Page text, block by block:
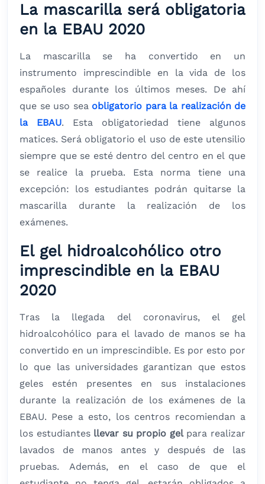
La mascarilla será obligatoria
en la EBAU 2020
La mascarilla se ha convertido en un
instrumento imprescindible en la vida de los
españoles durante los últimos meses. De ahí
que se uso sea obligatorio para la realización de
la EBAU. Esta obligatoriedad tiene algunos
matices. Será obligatorio el uso de este utensilio
siempre que se esté dentro del centro en el que
se realice la prueba. Esta norma tiene una
excepción: los estudiantes podrán quitarse la
mascarilla durante la realización de los
exámenes.
El gel hidroalcohólico otro
imprescindible en la EBAU
2020
Tras la llegada del coronavirus, el gel
hidroalcohólico para el lavado de manos se ha
convertido en un imprescindible. Es por esto por
lo que las universidades garantizan que estos
geles estén presentes en sus instalaciones
durante la realización de los exámenes de la
EBAU. Pese a esto, los centros recomiendan a
los estudiantes llevar su propio gel para realizar
lavados de manos antes y después de las
pruebas. Además, en el caso de que el